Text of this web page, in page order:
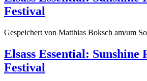
Festival
Gespeichert von Matthias Boksch am/um
Elsass Essential: Sunshine
Festival